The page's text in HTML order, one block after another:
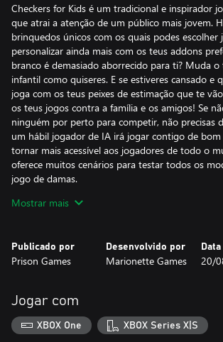
Checkers for Kids é um tradicional e inspirador
que atrai a atenção de um público mais jovem.
brinquedos únicos com os quais podes escolher
personalizar ainda mais com os teus addons
branco é demasiado aborrecido para ti? Muda
infantil como quiseres. E se estiveres cansado e
joga com os teus peixes de estimação que te
os teus jogos contra a família e os amigos! Se
ninguém por perto para competir, não precisas
um hábil jogador de IA irá jogar contigo de bom
tornar mais acessível aos jogadores de todo o
oferece muitos cenários para testar todos os
jogo de damas.
enquanto te divertes!
★ Modos para um jogador e multijogador
★ Mais de 20 brinquedos para brincar
★ Mini-jogo com os teus peixes de estimação
★ Muitas definições de regras
★ Música relaxante
Mostrar mais
Publicado por
Prison Games
Desenvolvido por
Marionette Games 20/
Jogar com
XBOX One XBOX Series X|S